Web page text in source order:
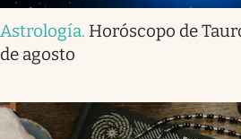
Astrología. Horóscopo de
de agosto